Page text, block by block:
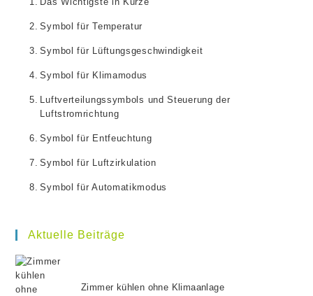
Symbol für Temperatur
Symbol für Lüftungsgeschwindigkeit
Symbol für Klimamodus
Luftverteilungssymbols und Steuerung der
Luftstromrichtung
Symbol für Entfeuchtung
Symbol für Luftzirkulation
Symbol für Automatikmodus
Aktuelle Beiträge
Zimmer kühlen ohne Klimaanlage